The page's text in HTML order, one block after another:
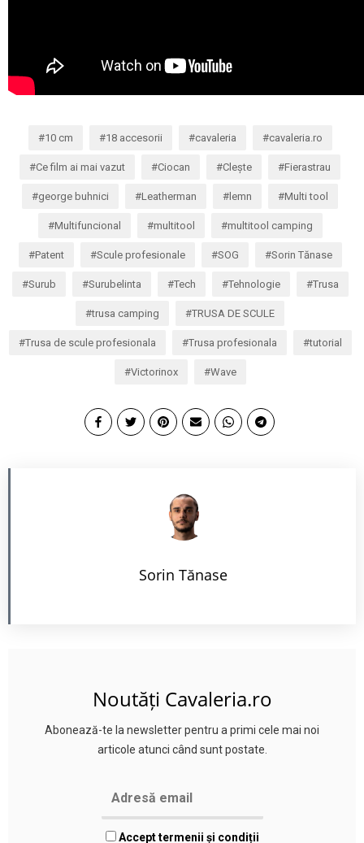
10 cm 18 accesorii cavaleria cavaleria.ro
Ce film ai mai vazut Ciocan Clește Fierastrau
george buhnici Leatherman lemn Multi tool
Multifuncional multitool multitool camping
Patent Scule profesionale SOG Sorin Tănase
Surub Surubelinta Tech Tehnologie Trusa
trusa camping TRUSA DE SCULE
Trusa de scule profesionala Trusa profesionala tutorial
Victorinox Wave
Sorin Tănase
Noutăți Cavaleria.ro
Abonează-te la newsletter pentru a primi cele mai noi
articole atunci când sunt postate.
Accept termenii și condiții